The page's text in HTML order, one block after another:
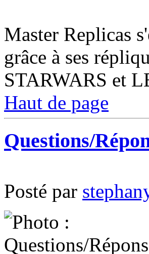
Master Replicas
grâce à ses
STARWARS et
Haut de page
Questions/
Posté par